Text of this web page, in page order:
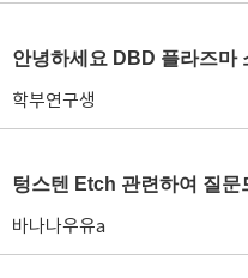
학부연구생
텅스텐 Etch 관련하여 질문
바나나우유a